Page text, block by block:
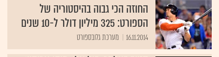
החוזה הכי גבוה בהיסטוריה של
הספורט: 325 מיליון דולר ל-10 שנים
16.11.2014 מערכת גלובספורט